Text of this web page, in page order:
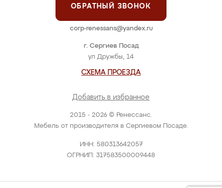
2015 - 2026 © Ренессанс.
Мебель от производителя в Сергиевом Посаде.
ИНН: 580313642057
ОГРНИП: 317583500009448
г. Сергиев Посад
ул Дружбы, 14
СХЕМА ПРОЕЗДА
Добавить в избранное
ОБРАТНЫЙ ЗВОНОК
corp-renessans@yandex.ru